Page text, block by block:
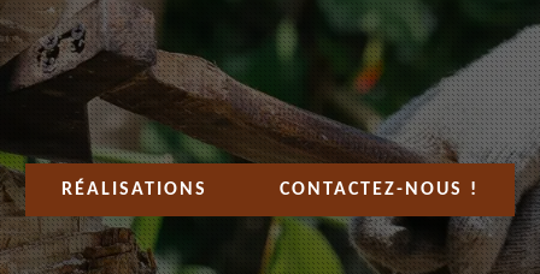
RÉALISATIONS CONTACTEZ-NOUS !